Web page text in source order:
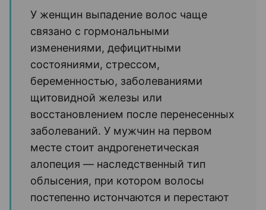
У женщин выпадение волос чаще
связано с гормональными
изменениями, дефицитными
состояниями, стрессом,
беременностью, заболеваниями
щитовидной железы или
восстановлением после перенесенных
заболеваний. У мужчин на первом
месте стоит андрогенетическая
алопеция — наследственный тип
облысения, при котором волосы
постепенно истончаются и перестают